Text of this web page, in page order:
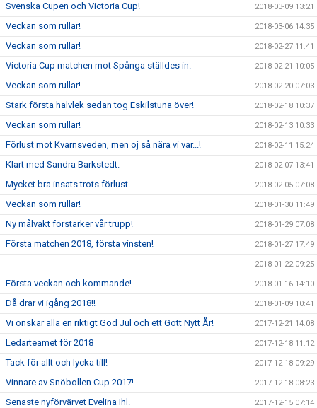
Svenska Cupen och Victoria Cup! 2018-03-09 13:21
Veckan som rullar! 2018-03-06 14:35
Veckan som rullar! 2018-02-27 11:41
Victoria Cup matchen mot Spånga ställdes in. 2018-02-21 10:05
Veckan som rullar! 2018-02-20 07:03
Stark första halvlek sedan tog Eskilstuna över! 2018-02-18 10:37
Veckan som rullar! 2018-02-13 10:33
Förlust mot Kvarnsveden, men oj så nära vi var...! 2018-02-11 15:24
Klart med Sandra Barkstedt. 2018-02-07 13:41
Mycket bra insats trots förlust 2018-02-05 07:08
Veckan som rullar! 2018-01-30 11:49
Ny målvakt förstärker vår trupp! 2018-01-29 07:08
Första matchen 2018, första vinsten! 2018-01-27 17:49
2018-01-22 09:25
Första veckan och kommande! 2018-01-16 14:10
Då drar vi igång 2018!! 2018-01-09 10:41
Vi önskar alla en riktigt God Jul och ett Gott Nytt År! 2017-12-21 14:08
Ledarteamet för 2018 2017-12-18 11:12
Tack för allt och lycka till! 2017-12-18 09:29
Vinnare av Snöbollen Cup 2017! 2017-12-18 08:23
Senaste nyförvärvet Evelina Ihl. 2017-12-15 07:14